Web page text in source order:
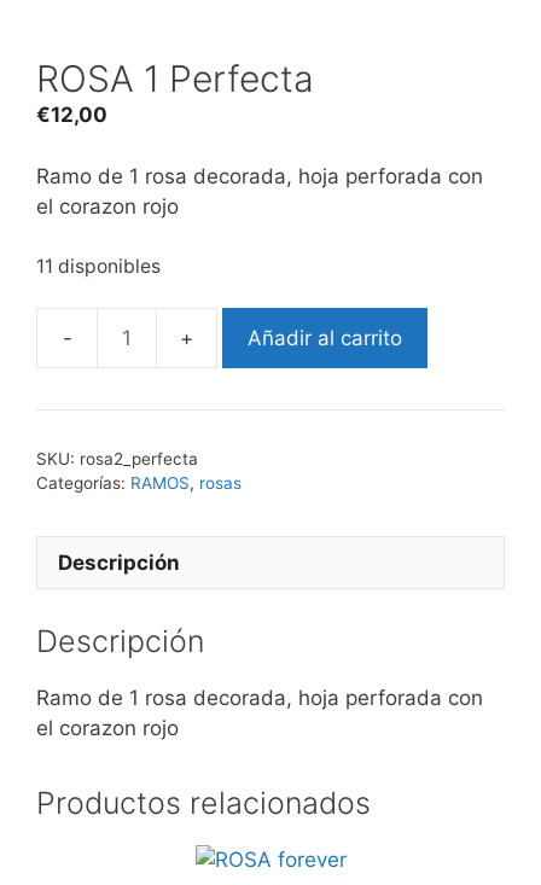
ROSA 1 Perfecta
€12,00
Ramo de 1 rosa decorada, hoja perforada con
el corazon rojo
11 disponibles
ROSA
Perfecta
Añadir al carrito
SKU: rosa2_perfecta
Categorías: RAMOS, rosas
Descripción
Descripción
Ramo de 1 rosa decorada, hoja perforada con
el corazon rojo
Productos relacionados